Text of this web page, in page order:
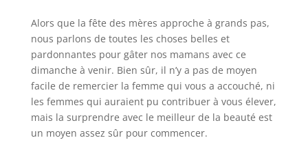
Alors que la fête des mères approche à grands pas,
nous parlons de toutes les choses belles et
pardonnantes pour gâter nos mamans avec ce
dimanche à venir. Bien sûr, il n’y a pas de moyen
facile de remercier la femme qui vous a accouché, ni
les femmes qui auraient pu contribuer à vous élever,
mais la surprendre avec le meilleur de la beauté est
un moyen assez sûr pour commencer.